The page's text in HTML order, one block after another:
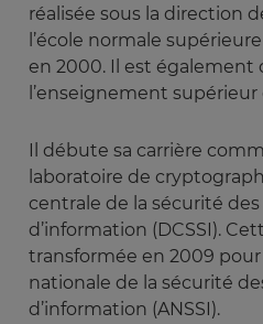
réalisée sous la direction
l’école normale
en 2000. Il est également
l’enseignement
Il débute sa carrière
laboratoire de
centrale de la sécurité
d’information (DCSSI).
transformée en 2009 pour
nationale de la sécurité
d’information (ANSSI).